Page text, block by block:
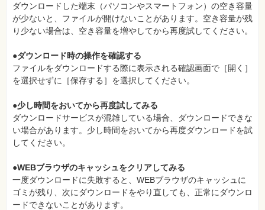
ダウンロードした端末（パソコンやスマートフォン）の空き容量
が少ないと、ファイルが開けないことがあります。空き容量が残
り少ない場合は、空き容量を増やしてから再度試してください。
●ダウンロード時の操作を確認する
ファイルをダウンロードする際に表示される確認画面で［開く］
を選択せずに［保存する］を選択してください。
●少し時間をおいてから再度試してみる
ダウンロードサービスが混雑している場合、ダウンロードできな
い場合があります。少し時間をおいてから再度ダウンロードを試
してください。
●WEBブラウザのキャッシュをクリアしてみる
一度ダウンロードに失敗すると、WEBブラウザのキャッシュに
ゴミが残り、次にダウンロードをやり直しても、正常にダウンロ
ードできないことがあります。